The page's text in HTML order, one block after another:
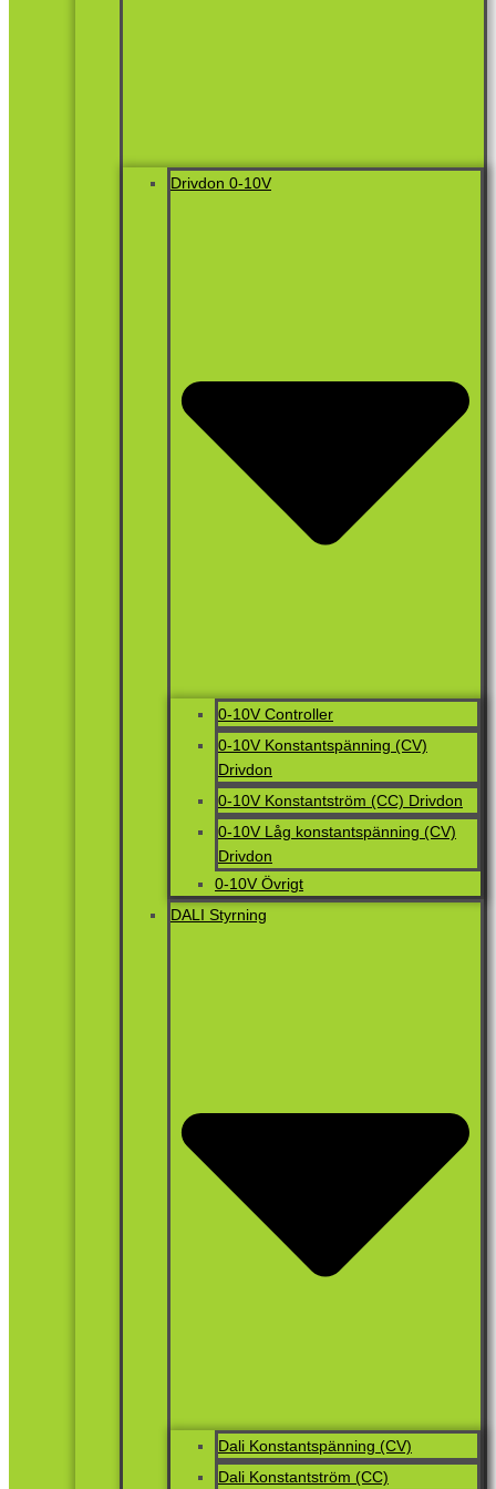
Drivdon 0-10V
0-10V Controller
0-10V Konstantspänning (CV)
Drivdon
0-10V Konstantström (CC) Drivdon
0-10V Låg konstantspänning (CV)
Drivdon
0-10V Övrigt
DALI Styrning
Dali Konstantspänning (CV)
Dali Konstantström (CC)